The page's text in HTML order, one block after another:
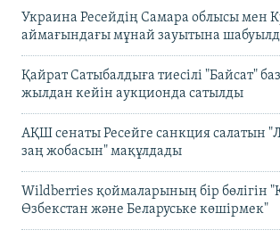
Украина Ресейдің Самара облысы мен
аймағындағы мұнай зауытына
Қайрат Сатыбалдыға тиесілі "Байсат"
жылдан кейін аукционда сатылды
АҚШ сенаты Ресейге санкция салатын
заң жобасын" мақұлдады
Wildberries қоймаларының бір бөлігін
Өзбекстан және Беларуське көшірмек"